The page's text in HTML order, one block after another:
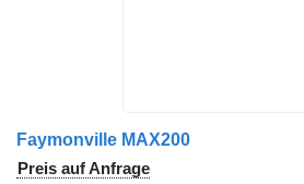
Faymonville MAX200
Preis auf Anfrage